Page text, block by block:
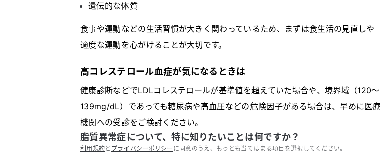
遺伝的な体質
食事や運動などの生活習慣が大きく関わっているため、まずは食生活の見直しや
適度な運動を心がけることが大切です。
高コレステロール血症が気になるときは
健康診断などでLDLコレステロールが基準値を超えていた場合や、境界域（120〜
139mg/dL）であっても糖尿病や高血圧などの危険因子がある場合は、早めに医療
機関への受診をご検討ください。
脂質異常症について、特に知りたいことは何ですか？
利用規約と プライバシーポリシー に同意のうえ、もっとも当てはまる項目を選択してください。